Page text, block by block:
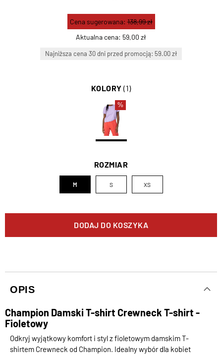
Aktualna cena: 59,00 zł
Cena sugerowana:138,99 zł
Najniższa cena 30 dni przed promocją: 59.00 zł
KOLORY (1)
%
ROZMIAR
M S XS
DODAJ DO KOSZYKA
OPIS
Champion Damski T-shirt Crewneck T-shirt -
Fioletowy
Odkryj wyjątkowy komfort i styl z fioletowym damskim T-
shirtem Crewneck od Champion. Idealny wybór dla kobiet